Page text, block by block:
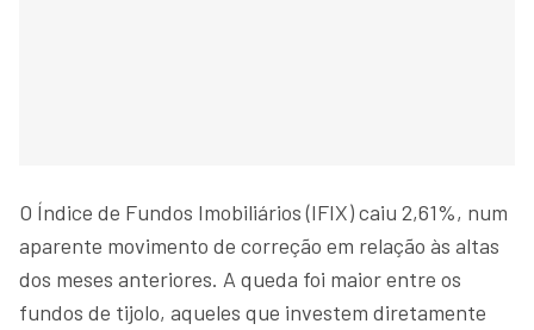
O Índice de Fundos Imobiliários (IFIX) caiu 2,61%, num
aparente movimento de correção em relação às altas
dos meses anteriores. A queda foi maior entre os
fundos de tijolo, aqueles que investem diretamente